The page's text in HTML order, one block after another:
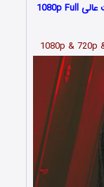
دانلود قسمت چهاردهم 14 سریال یاغی با کیفیت عالی 1080p Full